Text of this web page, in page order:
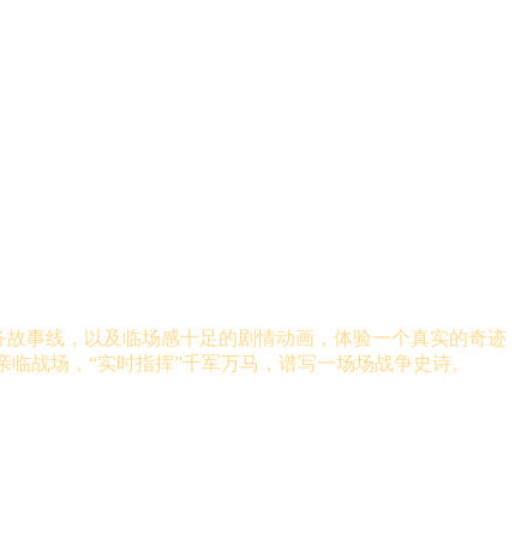
事线，以及临场感十足的剧情动画，体验一个真实的奇迹
战场，“实时指挥”千军万马，谱写一场场战争史诗。